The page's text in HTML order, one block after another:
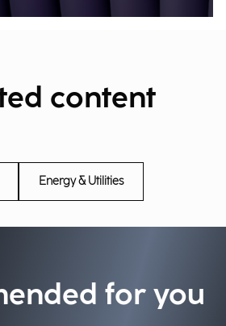
content
Energy & Utilities
for you